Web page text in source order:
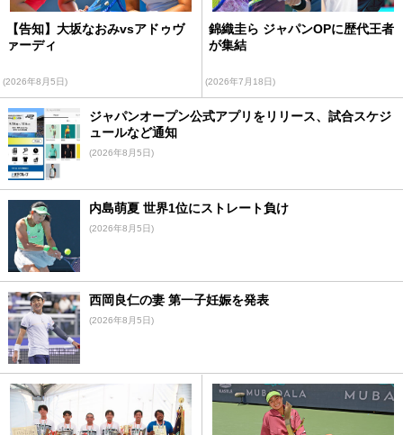
【告知】大坂なおみvsアドゥヴ
ァーディ
(2026年8月5日)
錦織圭ら ジャパンOPに歴代王者
が集結
(2026年7月18日)
ジャパンオープン公式アプリをリリース、試合スケジ
ュールなど通知
(2026年8月5日)
内島萌夏 世界1位にストレート負け
(2026年8月5日)
西岡良仁の妻 第一子妊娠を発表
(2026年8月5日)